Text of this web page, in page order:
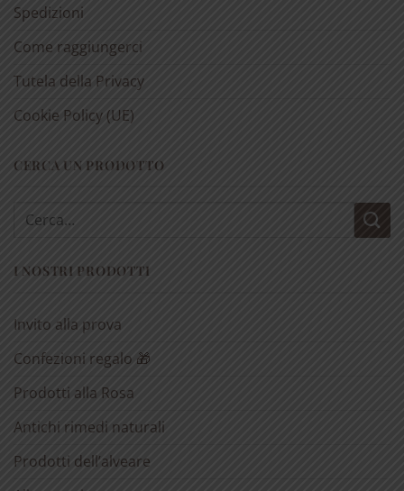
Spedizioni
Come raggiungerci
Tutela della Privacy
Cookie Policy (UE)
CERCA UN PRODOTTO
Cerca:
I NOSTRI PRODOTTI
Invito alla prova
Confezioni regalo 🎁
Prodotti alla Rosa
Antichi rimedi naturali
Prodotti dell’alveare